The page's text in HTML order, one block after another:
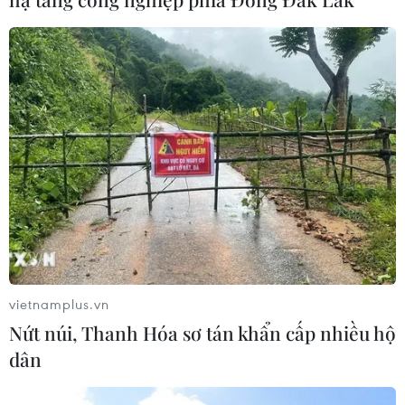
Chủ tịch Quốc hội kiêm Chủ
tịch Hạ viện Thái Lan tham quan Nhà
Quốc hội
05/08/2026 09:37
Chủ tịch Quốc hội kiêm Chủ
tịch Hạ viện Thái Lan viếng Lăng Bác
và tưởng niệm Anh hùng liệt sỹ
05/08/2026 09:20
Xem thêm
vietnamplus.vn
Nứt núi, Thanh Hóa sơ tán khẩn cấp nhiều hộ
dân